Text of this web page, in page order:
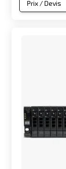
Prix / Devis